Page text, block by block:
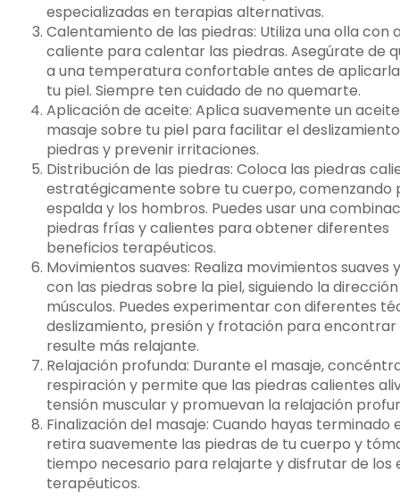
especializadas en terapias alternativas.
Calentamiento de las piedras: Utiliza una olla con
caliente para calentar las piedras. Asegúrate de
a una temperatura confortable antes de
tu piel. Siempre ten cuidado de no quemarte.
Aplicación de aceite: Aplica suavemente un
masaje sobre tu piel para facilitar el
piedras y prevenir irritaciones.
Distribución de las piedras: Coloca las piedras
estratégicamente sobre tu cuerpo, comenzando
espalda y los hombros. Puedes usar una
piedras frías y calientes para obtener diferentes
beneficios terapéuticos.
Movimientos suaves: Realiza movimientos suaves
con las piedras sobre la piel, siguiendo la
músculos. Puedes experimentar con diferentes
deslizamiento, presión y frotación para encontrar
resulte más relajante.
Relajación profunda: Durante el masaje,
respiración y permite que las piedras calientes
tensión muscular y promuevan la relajación
Finalización del masaje: Cuando hayas terminado
retira suavemente las piedras de tu cuerpo y
tiempo necesario para relajarte y disfrutar de los
terapéuticos.